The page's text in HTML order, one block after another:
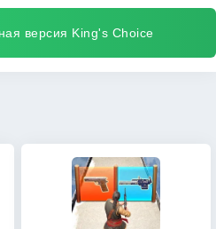
версия King's Choice